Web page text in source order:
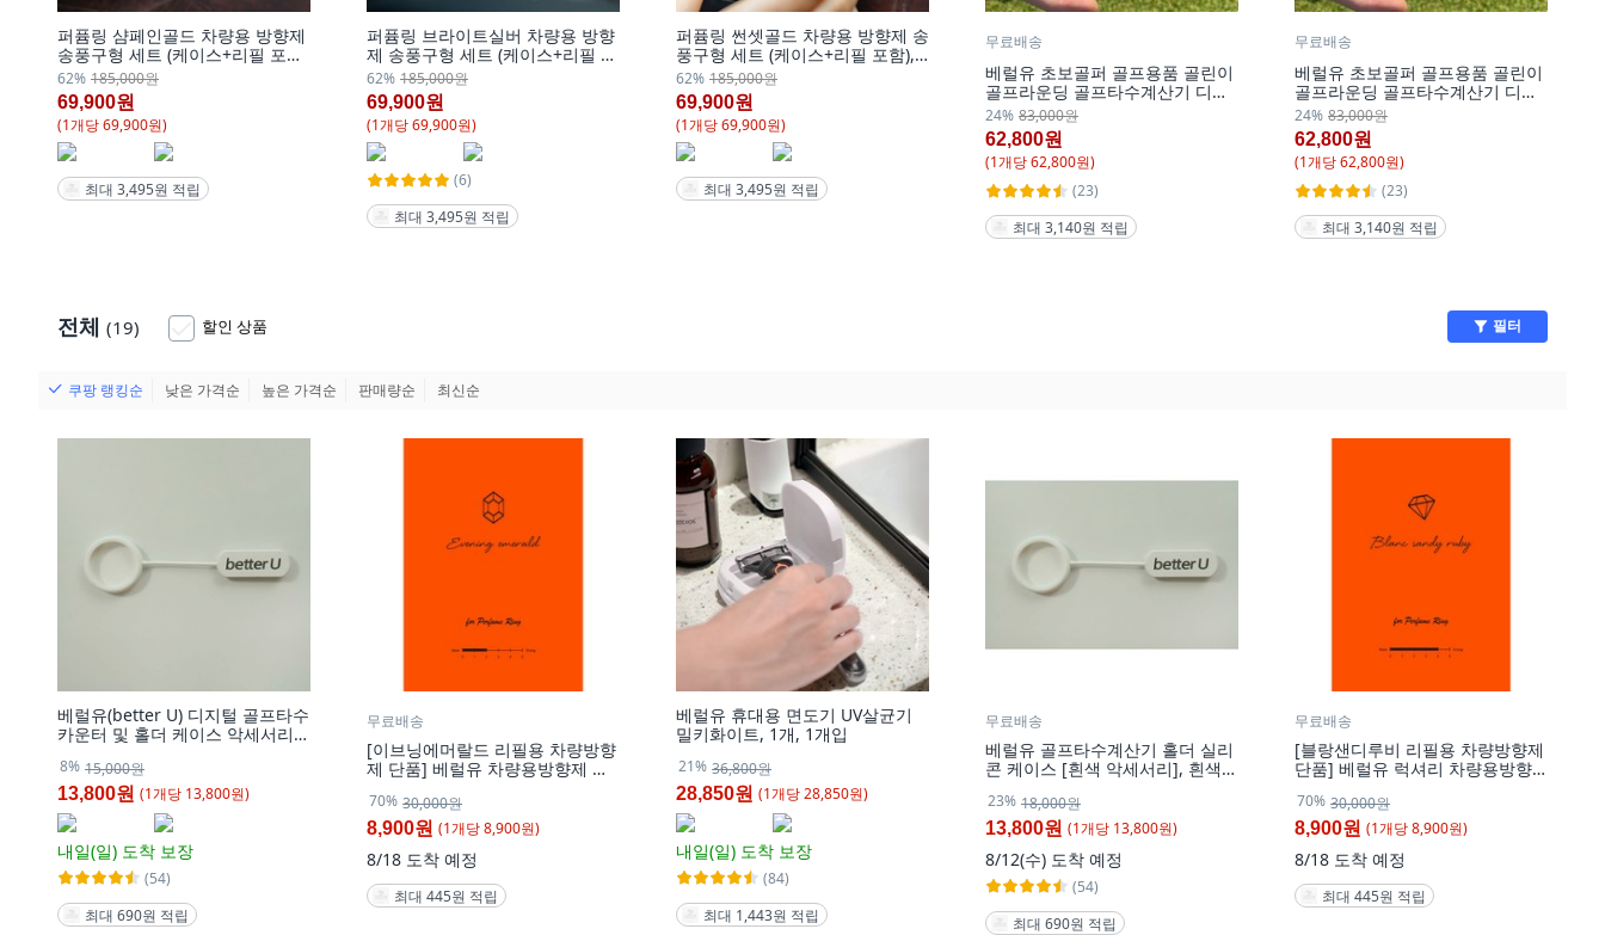
퍼퓸링 샴페인골드 차량용 방향제
송풍구형 세트 (케이스+리필 포
함), 1개
62% 185,000원
69,900원
(1개당69,900원)
최대 3,495원 적립
퍼퓸링 브라이트실버 차량용 방향
제 송풍구형 세트 (케이스+리필 포
함), 1개
62% 185,000원
69,900원
(1개당69,900원)
(6)
최대 3,495원 적립
퍼퓸링 썬셋골드 차량용 방향제 송
풍구형 세트 (케이스+리필 포함), 1
개
62% 185,000원
69,900원
(1개당69,900원)
최대 3,495원 적립
무료배송
베럴유 초보골퍼 골프용품 골린이
골프라운딩 골프타수계산기 디지
털 골프 타수기 골프 스코어 카운
터 [세트 상품 : 타수계산기 + 케이
스], 실버+흰색, 1개
24% 83,000원
62,800원
(1개당62,800원)
(23)
최대 3,140원 적립
무료배송
베럴유 초보골퍼 골프용품 골린이
골프라운딩 골프타수계산기 디지
털 골프 타수기 골프 스코어 카운
터 [세트 상품 : 타수계산기 + 케이
스], 핑크색 + 흰색, 1세트
24% 83,000원
62,800원
(1개당62,800원)
(23)
최대 3,140원 적립
전체 (19) 할인 상품 필터
쿠팡 랭킹순 낮은 가격순 높은 가격순 판매량순 최신순
베럴유(better U) 디지털 골프타수
카운터 및 홀더 케이스 악세서리
리, 1개
8% 15,000원
13,800원 (1개당 13,800원)
내일(일) 도착 보장
(54)
최대 690원 적립
무료배송
[이브닝에머랄드 리필용 차량방향
제 단품] 베럴유 차량용방향제 퍼
드, 1개
70% 30,000원
8,900원 (1개당8,900원)
8/18 도착 예정
최대 445원 적립
베럴유 휴대용 면도기 UV살균기
밀키화이트, 1개, 1개입
21% 36,800원
28,850원 (1개당28,850원)
내일(일) 도착 보장
(84)
최대 1,443원 적립
무료배송
베럴유 골프타수계산기 홀더 실리
콘 케이스 [흰색 악세서리], 흰색,
23% 18,000원
13,800원 (1개당 13,800원)
8/12(수) 도착 예정
(54)
최대 690원 적립
무료배송
[블랑샌디루비 리필용 차량방향제
단품] 베럴유 럭셔리 차량용방향
디루비, 1개
70% 30,000원
8,900원 (1개당8,900원)
8/18 도착 예정
최대 445원 적립